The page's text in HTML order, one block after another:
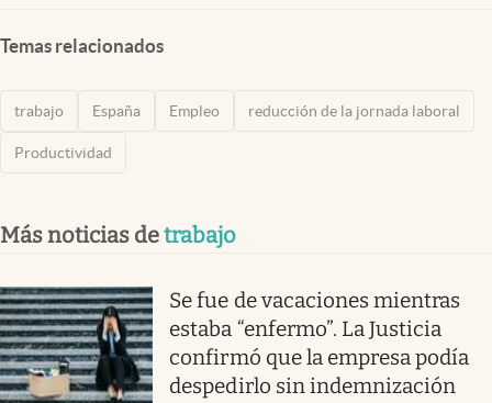
Temas relacionados
trabajo España Empleo reducción de la jornada laboral
Productividad
Más noticias detrabajo
Se fue de vacaciones mientras
estaba “enfermo”. La Justicia
confirmó que la empresa podía
despedirlo sin indemnización